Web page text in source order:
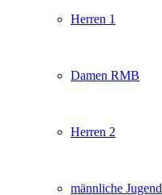
Herren 1
Damen RMB
Herren 2
männliche Jugend